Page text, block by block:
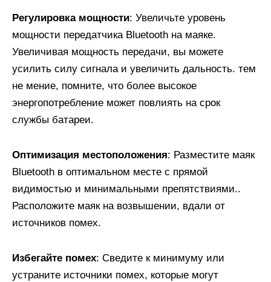
Регулировка мощности: Увеличьте уровень
мощности передатчика Bluetooth на маяке.
Увеличивая мощность передачи, вы можете
усилить силу сигнала и увеличить дальность. тем
не мение, помните, что более высокое
энергопотребление может повлиять на срок
службы батареи.
Оптимизация местоположения: Разместите маяк
Bluetooth в оптимальном месте с прямой
видимостью и минимальными препятствиями..
Расположите маяк на возвышении, вдали от
источников помех.
Избегайте помех: Сведите к минимуму или
устраните источники помех, которые могут